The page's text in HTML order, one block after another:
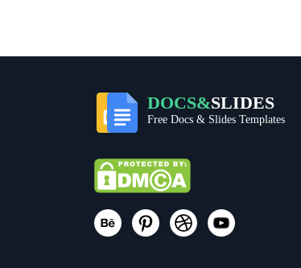
DOCS&SLIDES
Free Docs & Slides Templates